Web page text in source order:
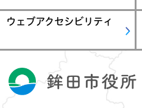
ウェブアクセシビリティ